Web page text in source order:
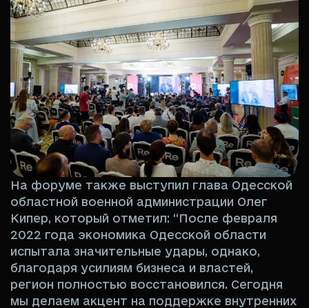
На форуме также выступил глава Одесской
областной военной администрации Олег
Кипер, который отметил: “После февраля
2022 года экономика Одесской области
испытала значительные удары, однако,
благодаря усилиям бизнеса и властей,
регион полностью восстановился. Сегодня
мы делаем акцент на поддержке внутренних